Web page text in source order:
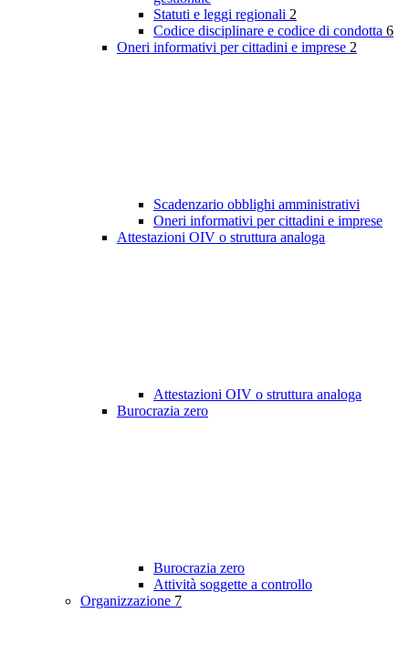
Statuti e leggi regionali 2
Codice disciplinare e codice di condotta 6
Oneri informativi per cittadini e imprese 2
Scadenzario obblighi amministrativi
Oneri informativi per cittadini e imprese
Attestazioni OIV o struttura analoga
Attestazioni OIV o struttura analoga
Burocrazia zero
Burocrazia zero
Attività soggette a controllo
Organizzazione 7